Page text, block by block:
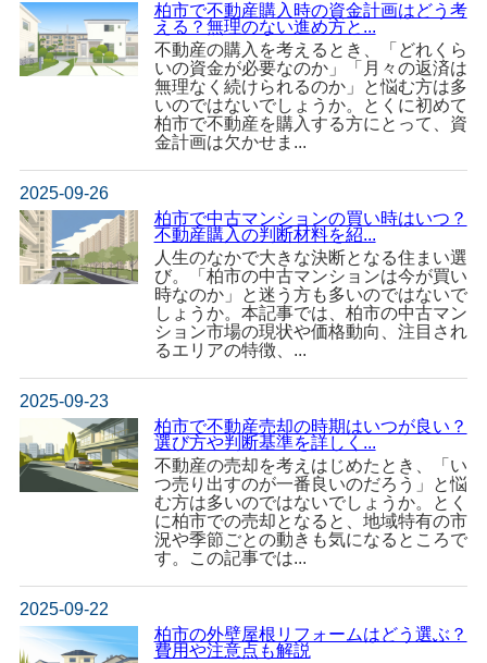
柏市で不動産購入時の資金計画はどう考
える？無理のない進め方と...
不動産の購入を考えるとき、「どれくら
いの資金が必要なのか」「月々の返済は
無理なく続けられるのか」と悩む方は多
いのではないでしょうか。とくに初めて
柏市で不動産を購入する方にとって、資
金計画は欠かせま...
2025-09-26
柏市で中古マンションの買い時はいつ？
不動産購入の判断材料を紹...
人生のなかで大きな決断となる住まい選
び。「柏市の中古マンションは今が買い
時なのか」と迷う方も多いのではないで
しょうか。本記事では、柏市の中古マン
ション市場の現状や価格動向、注目され
るエリアの特徴、...
2025-09-23
柏市で不動産売却の時期はいつが良い？
選び方や判断基準を詳しく...
不動産の売却を考えはじめたとき、「い
つ売り出すのが一番良いのだろう」と悩
む方は多いのではないでしょうか。とく
に柏市での売却となると、地域特有の市
況や季節ごとの動きも気になるところで
す。この記事では...
2025-09-22
柏市の外壁屋根リフォームはどう選ぶ？
費用や注意点も解説